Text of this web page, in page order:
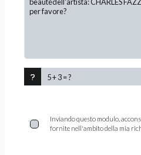
Inviando questo modulo,
fornite nell'ambito della mia